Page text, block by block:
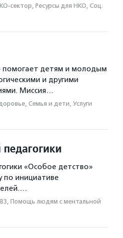
сектор, Ресурсы для НКО, Соц.
детям и молодым
и другими
Миссия…
Семья и дети, Услуги
«Особое детство»
по инициативе
Помощь людям с ментальной